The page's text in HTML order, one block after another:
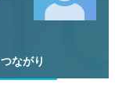
つながり